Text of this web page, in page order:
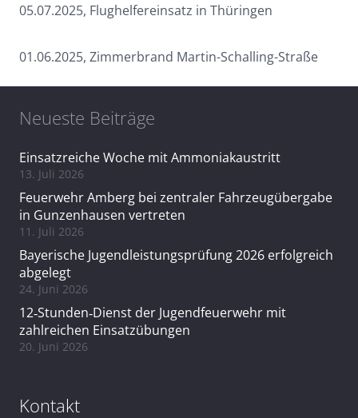
05.07.2025, Flughelfereinsatz in Thüringen
01.06.2025, Zimmerbrand Martin-Schalling-Straße
Neueste Beiträge
Einsatzreiche Woche mit Ammoniakaustritt
13. Juli 2026
Feuerwehr Amberg bei zentraler Fahrzeugübergabe
in Gunzenhausen vertreten
11. Juli 2026
Bayerische Jugendleistungsprüfung 2026 erfolgreich
abgelegt
24. Juni 2026
12‑Stunden‑Dienst der Jugendfeuerwehr mit
zahlreichen Einsatzübungen
20. Juni 2026
Kontakt